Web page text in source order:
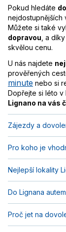
Pokud hledáte
nejdostupnějších
Můžete si také
dopravou , a
skvělou cenu.
U nás najdete
prověřených
minute nebo si
Dopřejte si léto v
Lignano na vás
Zájezdy a
Pro koho je
Nejlepší lokality
Do Lignana autem
Proč jet na